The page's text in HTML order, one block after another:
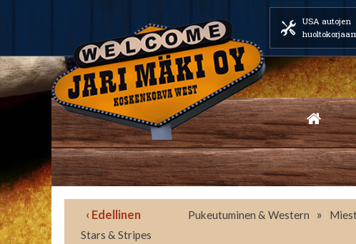
USA autojen
‹ Edellinen Pukeutuminen & Western »
Stars & Stripes